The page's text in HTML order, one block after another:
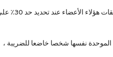
يطلب من المجموعات الضريبية التي تشمل مقدمي الخدمات المصرفية و / أو التأمين استبعاد دخل ونفقات
الموحدة نفسها شخصا خاضعا للضريبة ،